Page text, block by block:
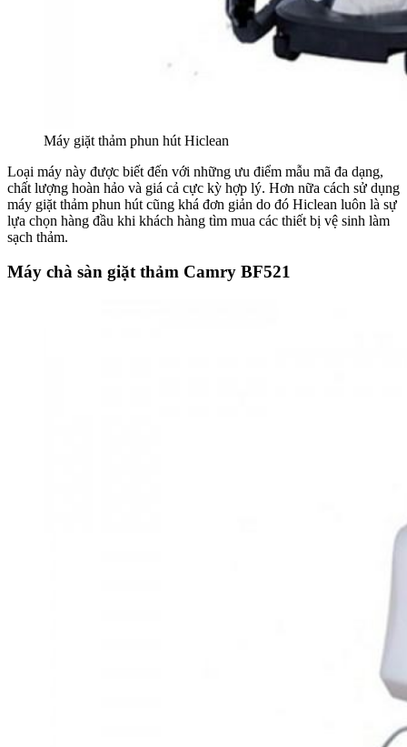
Máy giặt thảm phun hút Hiclean
Loại máy này được biết đến với những ưu điểm mẫu mã đa dạng,
chất lượng hoàn hảo và giá cả cực kỳ hợp lý. Hơn nữa cách sử dụng
máy giặt thảm phun hút cũng khá đơn giản do đó Hiclean luôn là sự
lựa chọn hàng đầu khi khách hàng tìm mua các thiết bị vệ sinh làm
sạch thảm.
Máy chà sàn giặt thảm Camry BF521